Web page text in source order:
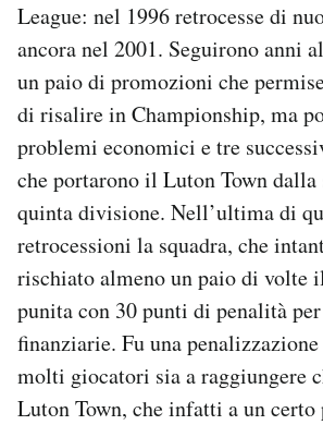
League: nel 1996 retrocesse di
ancora nel 2001. Seguirono anni
un paio di promozioni che
di risalire in Championship, ma
problemi economici e tre
che portarono il Luton Town dalla
quinta divisione. Nell’ultima di
retrocessioni la squadra, che
rischiato almeno un paio di volte
punita con 30 punti di penalità
finanziarie. Fu una
molti giocatori sia a raggiungere
Luton Town, che infatti a un certo